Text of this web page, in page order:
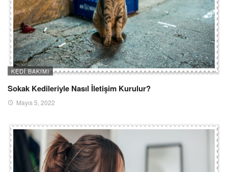
KEDI BAKIMI
Sokak Kedileriyle Nasıl İletişim Kurulur?
Mayıs 5, 2022